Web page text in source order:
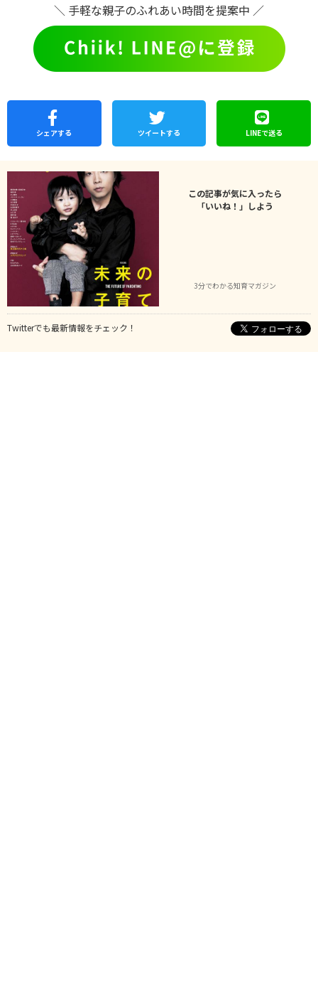
＼ 手軽な親子のふれあい時間を提案中 ／
シェアする ツイートする LINEで送る
この記事が気に入ったら
「いいね！」しよう
3分でわかる知育マガジン
Twitterでも最新情報をチェック！